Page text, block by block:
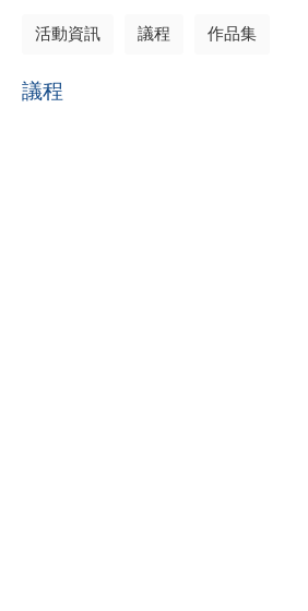
活動資訊 議程 作品集
議程